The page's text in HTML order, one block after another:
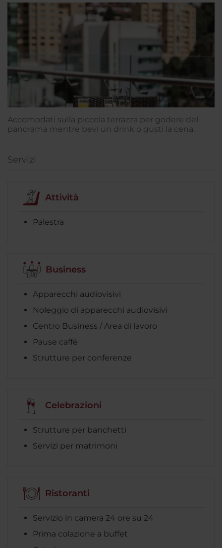
Accomodati sulla piccola terrazza per godere del
panorama mentre bevi un drink o gusti la cena.
Servizi
Attività
Palestra
Business
Apparecchi audiovisivi
Noleggio di apparecchi audiovisivi
Centro Business / Area di lavoro
Pause caffè
Strutture per conferenze
Celebrazioni
Strutture per banchetti
Servizi per matrimoni
Ristoranti
Servizio in camera 24 ore su 24
Prima colazione a buffet